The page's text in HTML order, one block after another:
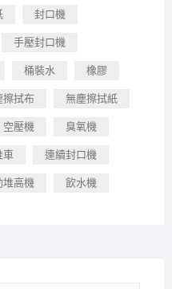
封口機
手壓封口機
桶裝水 橡膠
擦拭布 無塵擦拭紙
空壓機 臭氧機
車 連續封口機
堆高機 飲水機